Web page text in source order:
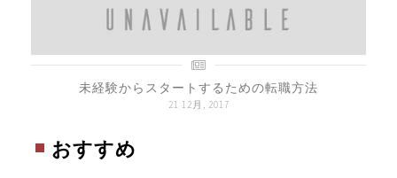
未経験からスタートするための転職方法
21 12月, 2017
おすすめ